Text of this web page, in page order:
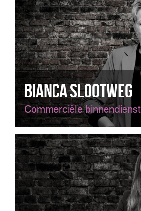
Bianca Slootweg
Commerciële binnendienst